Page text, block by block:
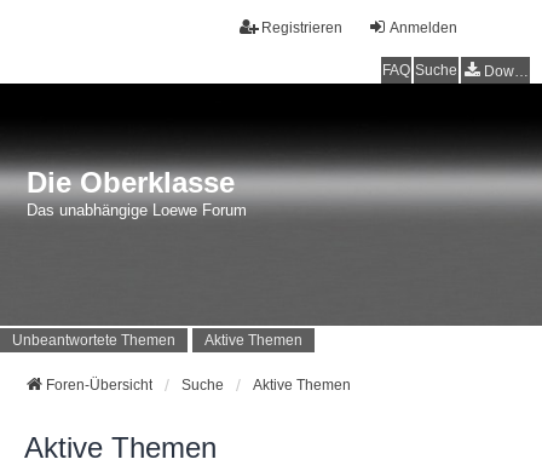
Anmelden
Registrieren
FAQ Suche Downloads
Die Oberklasse
Das unabhängige Loewe Forum
Unbeantwortete Themen Aktive Themen
Foren-Übersicht Suche Aktive Themen
Aktive Themen